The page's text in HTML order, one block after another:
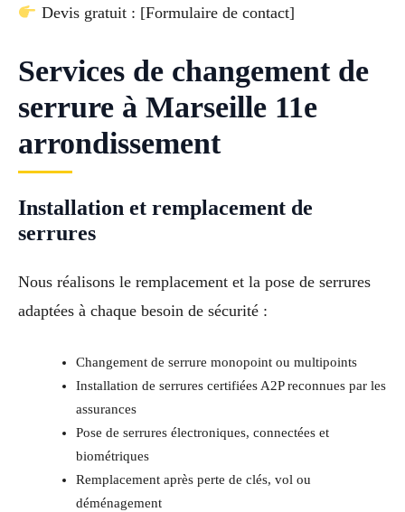
Devis gratuit : [Formulaire de contact]
Services de changement de
serrure à Marseille 11e
arrondissement
Installation et remplacement de
serrures
Nous réalisons le remplacement et la pose de serrures
adaptées à chaque besoin de sécurité :
Changement de serrure monopoint ou multipoints
Installation de serrures certifiées A2P reconnues par les
assurances
Pose de serrures électroniques, connectées et
biométriques
Remplacement après perte de clés, vol ou
déménagement